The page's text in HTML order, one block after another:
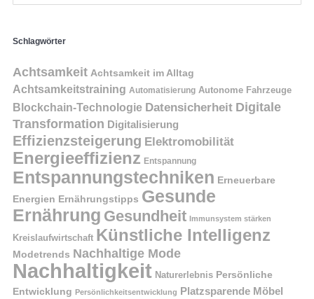
Schlagwörter
Achtsamkeit Achtsamkeit im Alltag
Achtsamkeitstraining Automatisierung Autonome Fahrzeuge
Blockchain-Technologie Datensicherheit Digitale
Transformation Digitalisierung
Effizienzsteigerung Elektromobilität
Energieeffizienz Entspannung
Entspannungstechniken Erneuerbare
Energien Ernährungstipps Gesunde
Ernährung Gesundheit Immunsystem stärken
Kreislaufwirtschaft Künstliche Intelligenz
Modetrends Nachhaltige Mode
Nachhaltigkeit Naturerlebnis Persönliche
Entwicklung Persönlichkeitsentwicklung Platzsparende Möbel